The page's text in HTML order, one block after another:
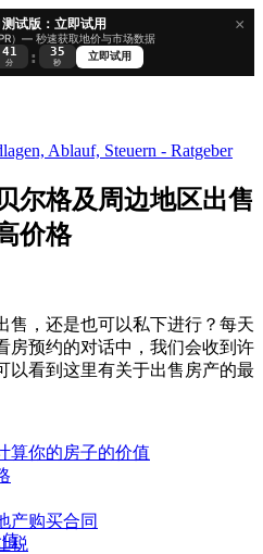
×
试版：立即试用
）— 秒速获取地价与市场数据
41
分 : 35
秒
立即试用
尔格及周边地区出售
价格
售，还是也可以私下进行？每天
房预约的对话中，我们会收到许
以看到这里有关于出售房产的最
算你的房子的价值
产购买合同
税